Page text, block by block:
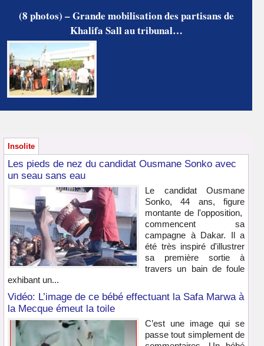
(8 photos) – Grande mobilisation des partisans de
Khalifa Sall au tribunal…
Insolite
Les pieds de nez du candidat Ousmane Sonko avec
un seau sans eau
Le candidat Ousmane
Sonko, 44 ans, figure
montante de l'opposition,
commencent sa
campagne à Dakar. Il a
été très inspiré d'illustrer
sa première sortie à
travers un bain de foule
exhibant un...
Vidéo: L’image de ce bébé effectuant la Safa Marwa à
la Mecque émeut la toile
C’est une image qui se
passe tout simplement de